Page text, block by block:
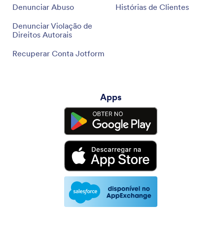
Denunciar Abuso
Denunciar Violação de
Direitos Autorais
Recuperar Conta Jotform
Histórias de Clientes
Apps